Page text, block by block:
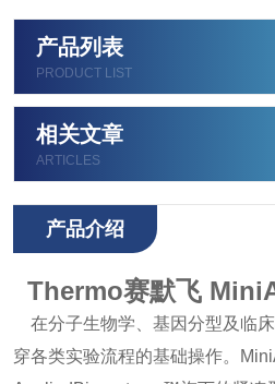
产品列表
PRODUCT LIST
相关文章
ARTICLES
产品介绍
Thermo赛默飞
在分子生物学、基因分型及临
穿各类实验流程的基础操作。